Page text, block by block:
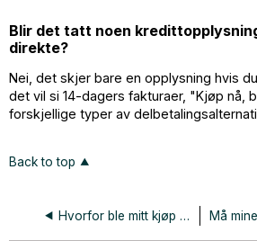
Blir det tatt noen
direkte?
Nei, det skjer bare en opplysning hvis
det vil si 14-dagers fakturaer, "Kjøp nå,
forskjellige typer av
Back to top
Hvorfor ble mitt kjøp avslått?